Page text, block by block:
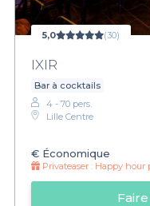
5,0 (30)
IXIR
Bar à cocktails
4 - 70 pers.
Lille Centre
€ Économique
Privateaser : Happy hour